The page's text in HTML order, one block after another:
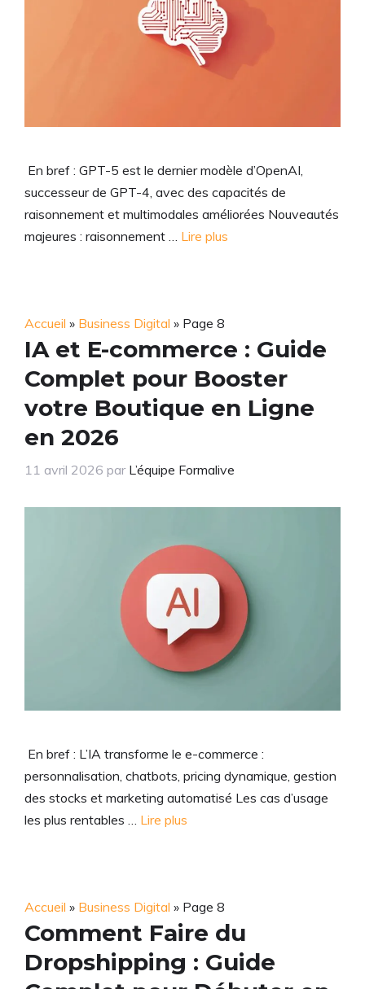
En bref : GPT-5 est le dernier modèle d’OpenAI,
successeur de GPT-4, avec des capacités de
raisonnement et multimodales améliorées Nouveautés
majeures : raisonnement … Lire plus
Accueil » Business Digital » Page 8
IA et E-commerce : Guide
Complet pour Booster
votre Boutique en Ligne
en 2026
11 avril 2026 par L’équipe Formalive
En bref : L’IA transforme le e-commerce :
personnalisation, chatbots, pricing dynamique, gestion
des stocks et marketing automatisé Les cas d’usage
les plus rentables … Lire plus
Accueil » Business Digital » Page 8
Comment Faire du
Dropshipping : Guide